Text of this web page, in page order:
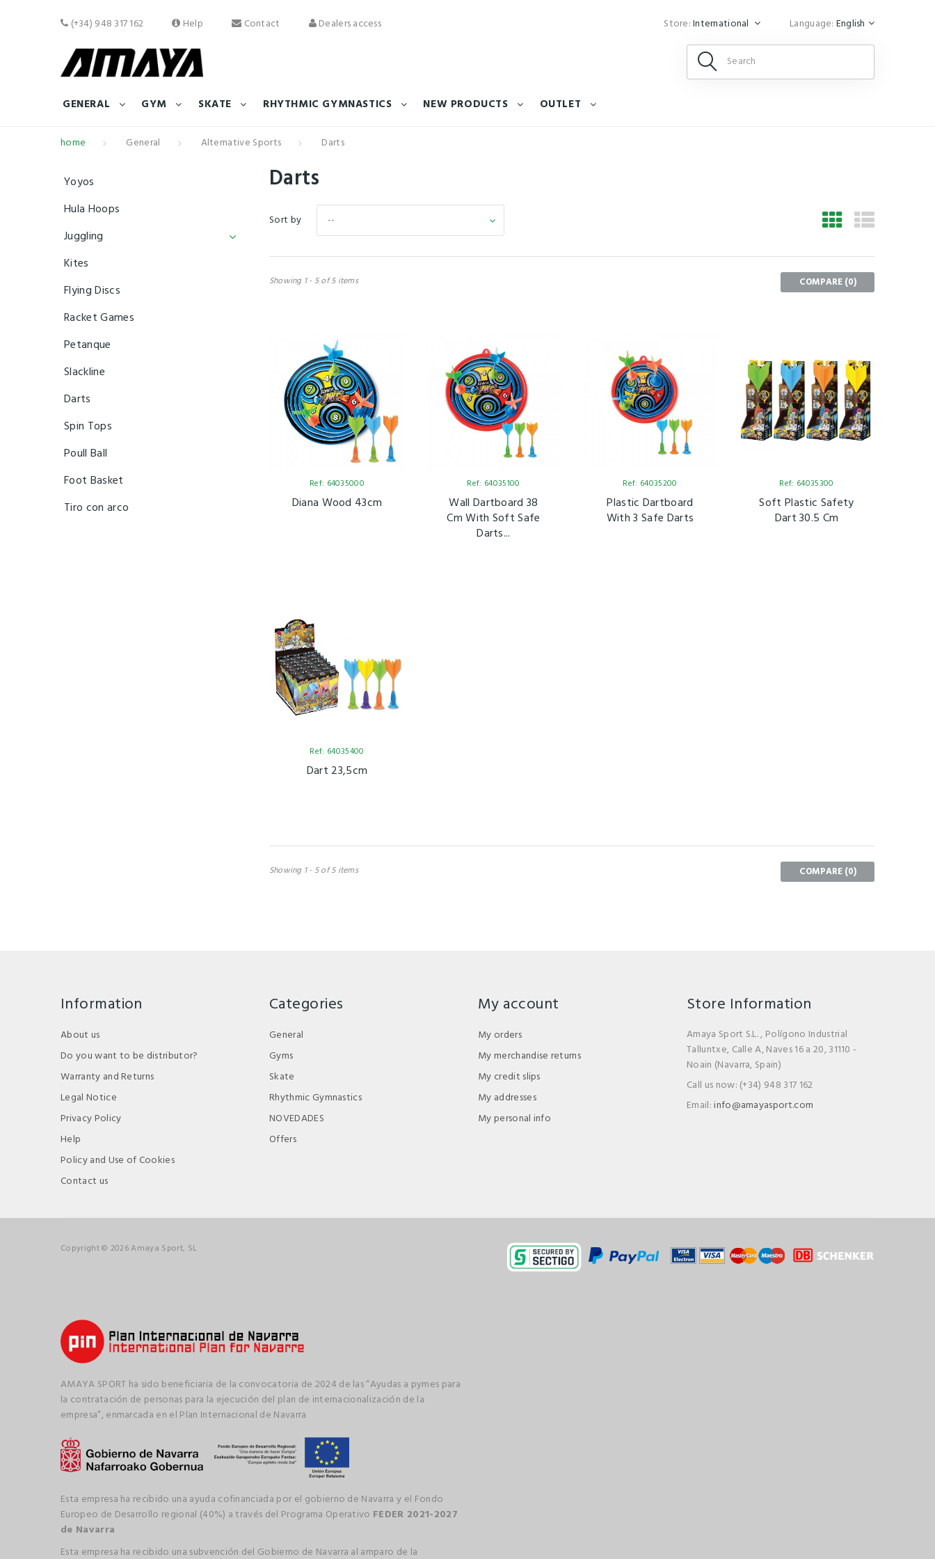
(+34) 948 317 162 Help Contact Dealers access Language: English
Store:International
GENERAL GYM SKATE RHYTHMIC GYMNASTICS NEW PRODUCTS OUTLET
home General Alternative Sports Darts
Darts
Sort by --
Showing 1 - 5 of 5 items COMPARE (0)
Ref: 64035000
Diana Wood 43cm
Ref: 64035100
Wall Dartboard 38
Cm With Soft Safe
Darts...
Ref: 64035200
Plastic Dartboard
With 3 Safe Darts
Ref: 64035300
Soft Plastic Safety
Dart 30.5 Cm
Ref: 64035400
Dart 23,5cm
Showing 1 - 5 of 5 items COMPARE (0)
Yoyos
Hula Hoops
Juggling
Kites
Flying Discs
Racket Games
Petanque
Slackline
Darts
Spin Tops
Poull Ball
Foot Basket
Tiro con arco
Information
About us
Do you want to be distributor?
Warranty and Returns
Legal Notice
Privacy Policy
Help
Policy and Use of Cookies
Contact us
Categories
General
Gyms
Skate
Rhythmic Gymnastics
NOVEDADES
Offers
My account
My orders
My merchandise returns
My credit slips
My addresses
My personal info
Store Information
Amaya Sport S.L. , Polígono Industrial
Talluntxe, Calle A, Naves 16 a 20, 31110 -
Noain (Navarra, Spain)
Call us now: (+34) 948 317 162
Email:info@amayasport.com
Copyright © 2026 Amaya Sport, SL
AMAYA SPORT ha sido beneficiaria de la convocatoria de 2024 de las “Ayudas a pymes para
la contratación de personas para la ejecución del plan de internacionalización de la
empresa”, enmarcada en el Plan Internacional de Navarra
Esta empresa ha recibido una ayuda cofinanciada por el gobierno de Navarra y el Fondo
Europeo de Desarrollo regional (40%) a través del Programa Operativo FEDER 2021-2027
de Navarra
Esta empresa ha recibido una subvención del Gobierno de Navarra al amparo de la